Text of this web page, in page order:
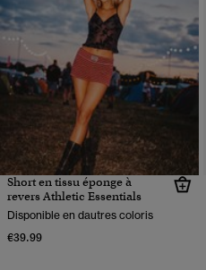
Short en tissu éponge à
revers Athletic Essentials
Disponible en dautres coloris
€39.99